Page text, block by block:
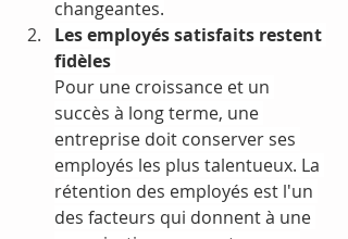
changeantes.
Les employés satisfaits restent
fidèles
Pour une croissance et un
succès à long terme, une
entreprise doit conserver ses
employés les plus talentueux. La
rétention des employés est l'un
des facteurs qui donnent à une